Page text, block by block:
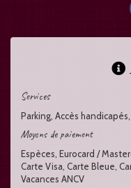
Services
Parking, Accès
Moyens de paiement
Espèces, Eurocard /
Carte Visa, Carte Bleue,
Vacances ANCV